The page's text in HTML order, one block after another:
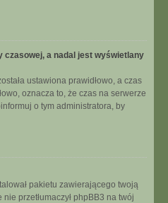
czasowej, a nadal jest wyświetlany
ustawiona prawidłowo, a czas
oznacza to, że czas na serwerze
o tym administratora, by
pakietu zawierającego twoją
przetłumaczył phpBB3 na twój